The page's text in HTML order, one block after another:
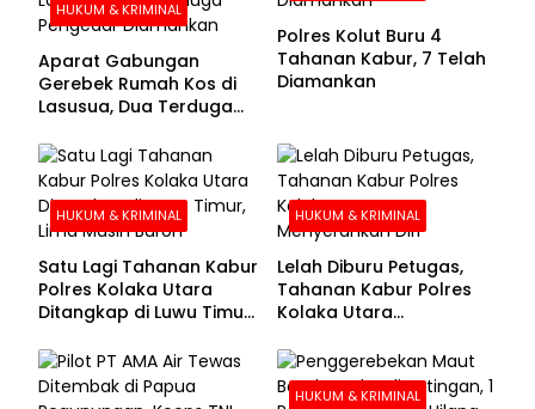
HUKUM & KRIMINAL
Aparat Gabungan
Gerebek Rumah Kos di
Lasusua, Dua Terduga
Polres Kolut Buru 4
Tahanan Kabur, 7 Telah
Diamankan
HUKUM & KRIMINAL
Satu Lagi Tahanan Kabur
Polres Kolaka Utara
Ditangkap di Luwu Timur,
HUKUM & KRIMINAL
Lelah Diburu Petugas,
Tahanan Kabur Polres
Kolaka Utara
HUKUM & KRIMINAL